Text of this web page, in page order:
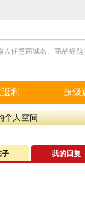
入任意商城名、商品标
利 超级
个人空间
我的回复